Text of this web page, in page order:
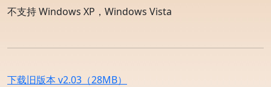
不支持 Windows XP，Windows Vista
下载旧版本 v2.03（28MB）